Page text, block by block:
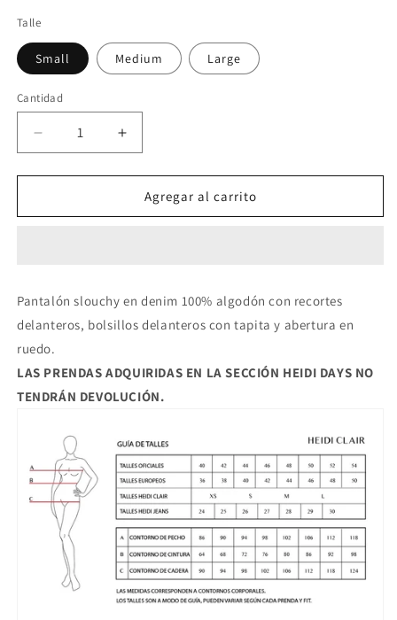
Talle
Small Medium Large
Cantidad
Reducir
cantidad
para
Cristoph
Aumentar
cantidad
para
Pantalón
Cristoph
Agregar al carrito
Pantalón slouchy en denim 100% algodón con recortes
delanteros, bolsillos delanteros con tapita y abertura en
ruedo.
LAS PRENDAS ADQUIRIDAS EN LA SECCIÓN HEIDI DAYS NO
TENDRÁN DEVOLUCIÓN.